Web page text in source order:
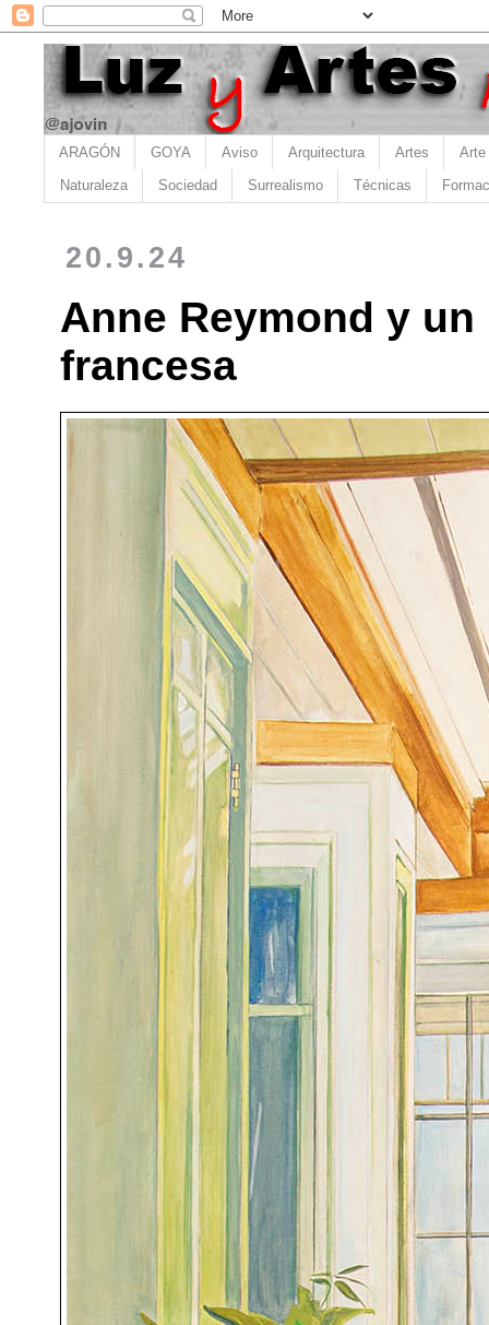
ARAGÓN GOYA Aviso Arquitectura Artes Arte
Naturaleza Sociedad Surrealismo Técnicas
20.9.24
Anne Reymond y
francesa